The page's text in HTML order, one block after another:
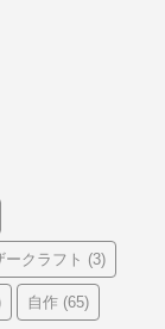
ークラフト (3)
自作 (65)